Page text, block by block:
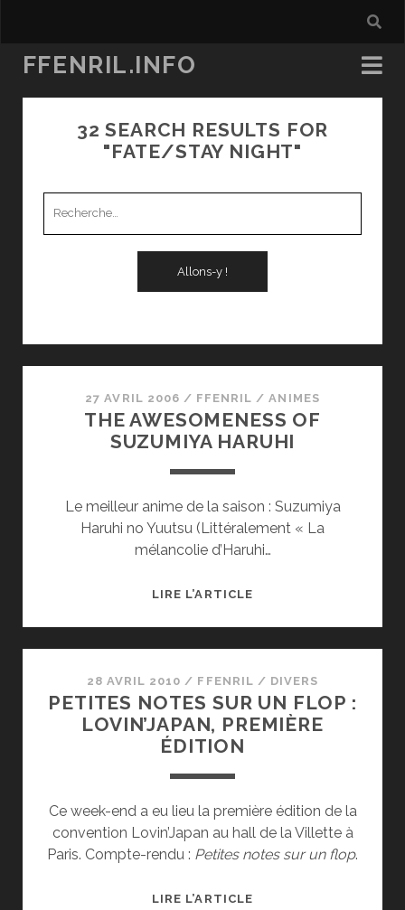
FFENRIL.INFO
32 SEARCH RESULTS FOR
"FATE/STAY NIGHT"
Recherche
pour
:
27 AVRIL 2006 / FFENRIL /ANIMES
THE AWESOMENESS OF
SUZUMIYA HARUHI
Le meilleur anime de la saison : Suzumiya
Haruhi no Yuutsu (Littéralement « La
mélancolie d’Haruhi…
LIRE L’ARTICLETHE
HARUHI
28 AVRIL 2010 / FFENRIL / DIVERS
PETITES NOTES SUR UN FLOP :
LOVIN’JAPAN, PREMIÈRE
ÉDITION
Ce week-end a eu lieu la première édition de la
convention Lovin’Japan au hall de la Villette à
Paris. Compte-rendu : Petites notes sur un flop.
LIRE L’ARTICLEPETITES